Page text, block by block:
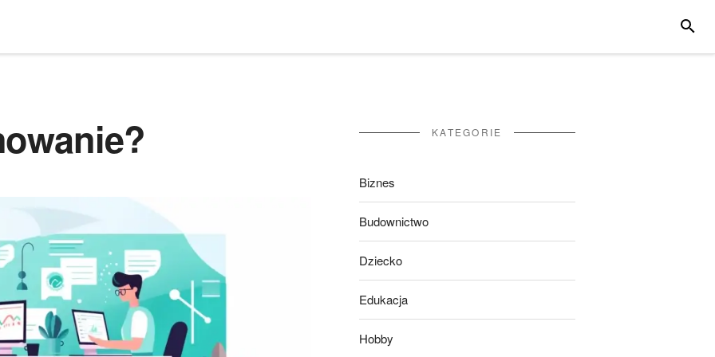
KATEGORIE
Biznes
Budownictwo
Dziecko
Edukacja
Hobby